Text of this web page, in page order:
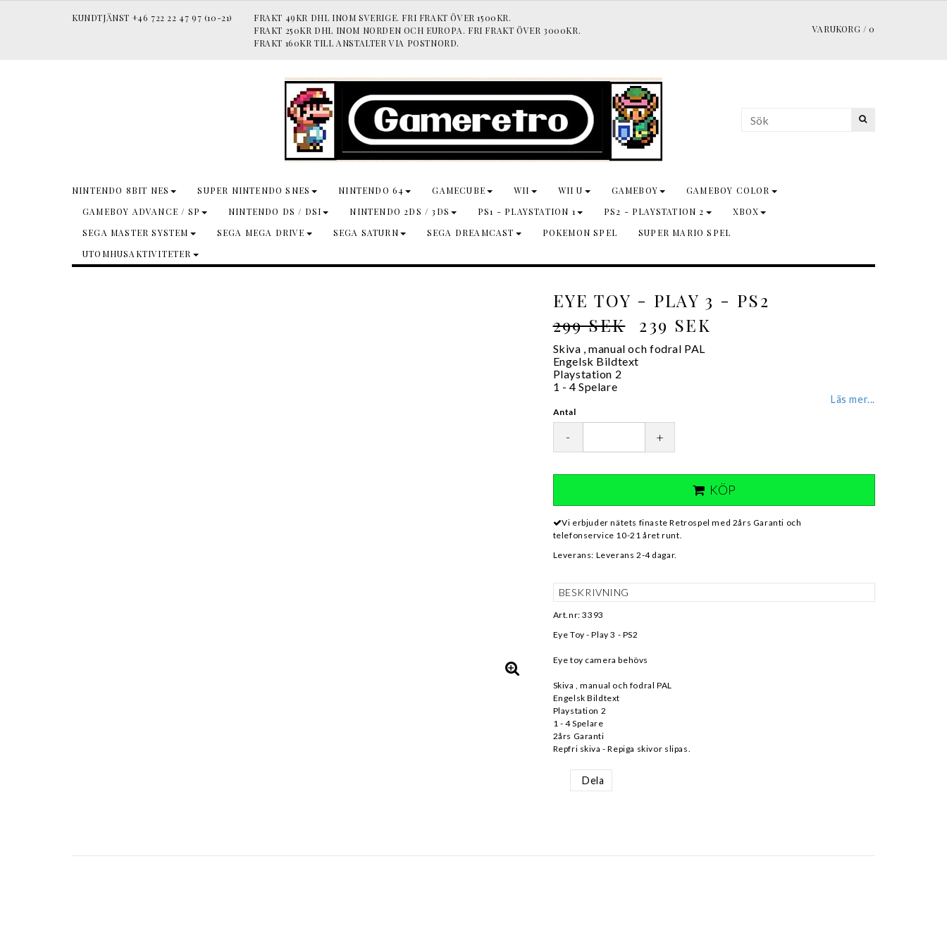
KUNDTJÄNST +46 722 22 47 97 (10-21)
FRAKT 49KR DHL INOM SVERIGE. FRI FRAKT ÖVER 1500KR.
FRAKT 250KR DHL INOM NORDEN OCH EUROPA. FRI FRAKT ÖVER 3000KR.
FRAKT 160KR TILL ANSTALTER VIA POSTNORD.
VARUKORG / 0
NINTENDO 8BIT NES SUPER NINTENDO SNES NINTENDO 64 GAMECUBE WII WII U GAMEBOY
GAMEBOY COLOR
GAMEBOY ADVANCE / SP
NINTENDO DS / DSI NINTENDO 2DS / 3DS PS1 - PLAYSTATION 1 PS2 - PLAYSTATION 2
XBOX
SEGA MASTER SYSTEM
SEGA MEGA DRIVE SEGA SATURN SEGA DREAMCAST POKEMON SPEL
SUPER MARIO SPEL
UTOMHUSAKTIVITETER
EYE TOY - PLAY 3 - PS2
299 SEK
239 SEK
Skiva , manual och fodral PAL
Engelsk Bildtext
Playstation 2
1 - 4 Spelare
Läs mer...
Antal
- +
KÖP
Vi erbjuder nätets finaste Retrospel med 2års Garanti och
telefonservice 10-21 året runt.
Leverans: Leverans 2-4 dagar.
BESKRIVNING
Art.nr: 3393
Eye Toy - Play 3 - PS2
Eye toy camera behövs
Skiva , manual och fodral PAL
Engelsk Bildtext
Playstation 2
1 - 4 Spelare
2års Garanti
Repfri skiva - Repiga skivor slipas.
Dela